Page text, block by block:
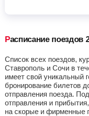
Расписание поездов
Список всех поездов,
Ставрополь и Сочи в
имеет свой уникальный
бронирование билетов
отправления поезда.
отправления и
на скорые и фирменные